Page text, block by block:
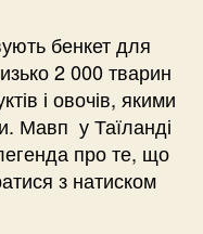
бенкет для
2 000 тварин
і овочів, якими
Мавп у Таїланді
про те, що
з натиском